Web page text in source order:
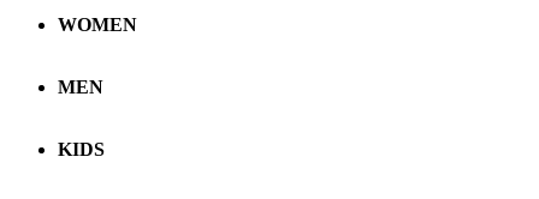
WOMEN
MEN
KIDS